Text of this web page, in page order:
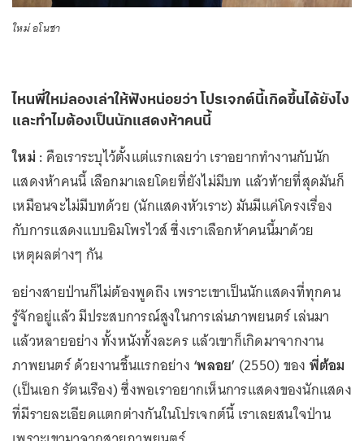
ใหม่ อโนชา
ไหนพี่ใหม่ลองเล่าให้ฟังหน่อยว่า โปรเจกต์นี้เกิดขึ้นได้ยังไง
และทำไมต้องเป็นนักแสดงห้าคนนี้
ใหม่ :คือเราระบุไว้ตั้งแต่แรกเลยว่า เราอยากทำงานกับนัก
แสดงห้าคนนี้ เลือกมาเลยโดยที่ยังไม่มีบท แล้วท้ายที่สุดมันก็
เหมือนจะไม่มีบทด้วย (นักแสดงหัวเราะ) มันมีแค่โครงเรื่อง
กับการแสดงแบบอิมโพรไวส์ ซึ่งเราเลือกห้าคนนี้มาด้วย
เหตุผลต่างๆ กัน
อย่างสายป่านก็ไม่ต้องพูดถึง เพราะเขาเป็นนักแสดงที่ทุกคน
รู้จักอยู่แล้ว มีประสบการณ์สูงในการเล่นภาพยนตร์ เล่นมา
แล้วหลายอย่าง ทั้งหนังทั้งละคร แล้วเขาก็เกิดมาจากงาน
ภาพยนตร์ ด้วยงานชิ้นแรกอย่าง ‘พลอย’ (2550) ของ พี่ต้อม
(เป็นเอก รัตนเรือง) ซึ่งพอเราอยากเห็นการแสดงของนักแสดง
ที่มีรายละเอียดแตกต่างกันในโปรเจกต์นี้ เราเลยสนใจป่าน